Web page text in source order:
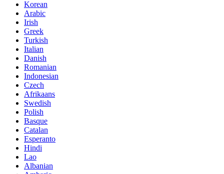
Korean
Arabic
Irish
Greek
Turkish
Italian
Danish
Romanian
Indonesian
Czech
Afrikaans
Swedish
Polish
Basque
Catalan
Esperanto
Hindi
Lao
Albanian